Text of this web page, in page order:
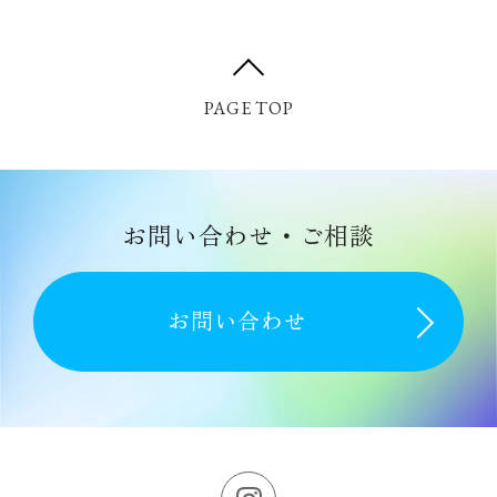
PAGE TOP
お問い合わせ